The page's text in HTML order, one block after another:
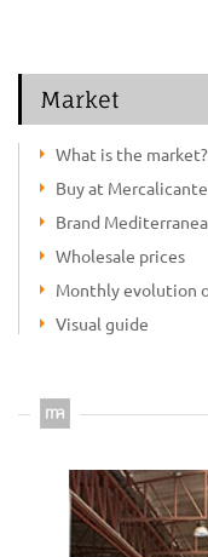
Market
What is the market?
Buy at Mercalicante
Brand
Wholesale prices
Monthly evolution
Visual guide